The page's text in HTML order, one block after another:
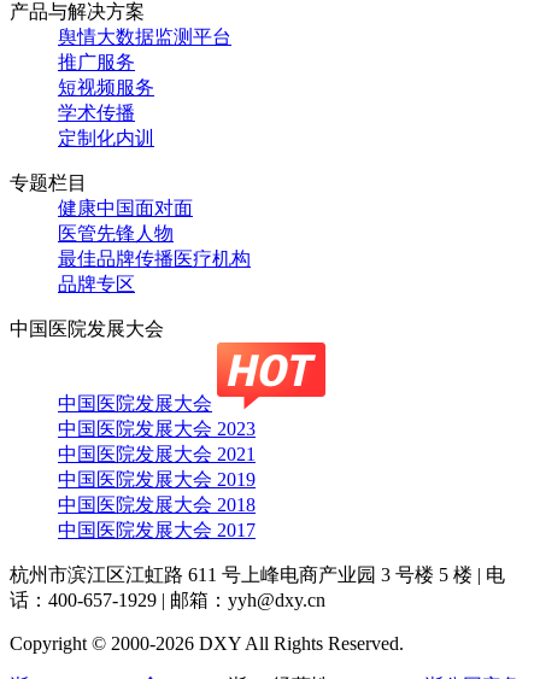
产品与解决方案
舆情大数据监测平台
推广服务
短视频服务
学术传播
定制化内训
专题栏目
健康中国面对面
医管先锋人物
最佳品牌传播医疗机构
品牌专区
中国医院发展大会
中国医院发展大会
中国医院发展大会 2023
中国医院发展大会 2021
中国医院发展大会 2019
中国医院发展大会 2018
中国医院发展大会 2017
杭州市滨江区江虹路 611 号上峰电商产业园 3 号楼 5 楼 | 电
话：400-657-1929 | 邮箱：yyh@dxy.cn
Copyright © 2000-2026 DXY All Rights Reserved.